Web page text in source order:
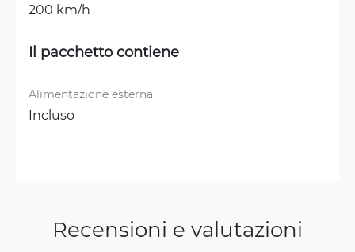
200 km/h
Il pacchetto contiene
Alimentazione esterna
Incluso
Recensioni e valutazioni